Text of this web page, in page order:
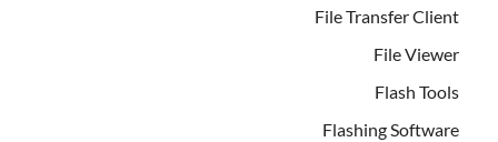
File Transfer Client
File Viewer
Flash Tools
Flashing Software